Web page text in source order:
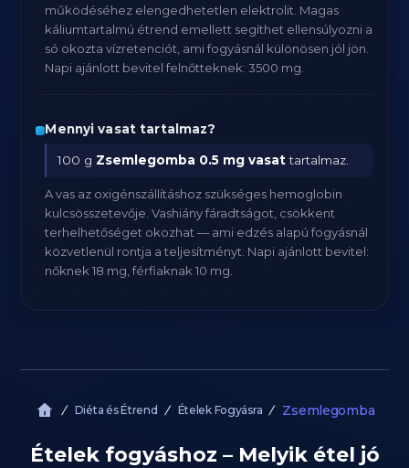
működéséhez elengedhetetlen elektrolit. Magas
káliumtartalmú étrend emellett segíthet ellensúlyozni a
só okozta vízretenciót, ami fogyásnál különösen jól jön.
Napi ajánlott bevitel felnőtteknek: 3500 mg.
Mennyi vasat tartalmaz?
100 g Zsemlegomba 0.5 mg vasattartalmaz.
A vas az oxigénszállításhoz szükséges hemoglobin
kulcsösszetevője. Vashiány fáradtságot, csökkent
terhelhetőséget okozhat — ami edzés alapú fogyásnál
közvetlenül rontja a teljesítményt. Napi ajánlott bevitel:
nőknek 18 mg, férfiaknak 10 mg.
Diéta és Étrend Ételek Fogyásra Zsemlegomba
Ételek fogyáshoz – Melyik étel jó